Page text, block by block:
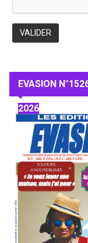
EVASION
2026